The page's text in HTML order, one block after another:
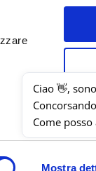
Mostra
APP STORE
55/27 - 80133 Napoli -
Ciao 👋,
Come